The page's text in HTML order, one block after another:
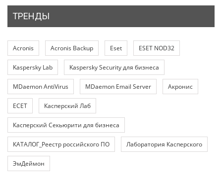
ТРЕНДЫ
Acronis Acronis Backup Eset ESET NOD32
Kaspersky Lab Kaspersky Security для бизнеса
MDaemon AntiVirus MDaemon Email Server Акронис
ЕСЕТ Касперский Лаб
Касперский Секьюрити для бизнеса
КАТАЛОГ_Реестр российского ПО Лаборатория Касперского
ЭмДеймон